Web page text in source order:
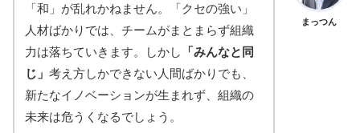
まっつん
「和」が乱れかねません。「クセの強い」
人材ばかりでは、チームがまとまらず組織
力は落ちていきます。しかし
「みんなと同
じ」 考え方しかできない人間ばかりでも、
新たなイノベーションが生まれず、組織の
未来は危うくなるでしょう。